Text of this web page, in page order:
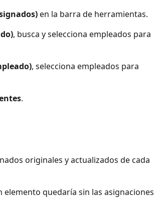
en la barra de herramientas.
, busca y selecciona empleados para
, selecciona empleados para
.
originales y actualizados de cada
elemento quedaría sin las asignaciones